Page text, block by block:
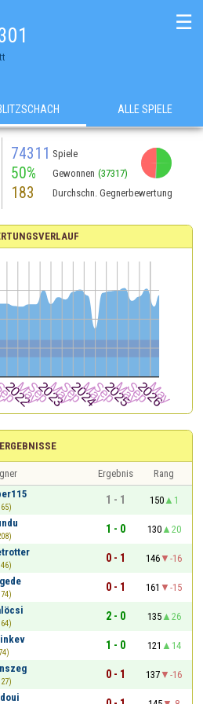
☰
ALLE SPIELE
74311 Spiele
50% Gewonnen (37317)
183 Durchschn. Gegnerbewertung
ERGEBNISSE
Ergebnis
Rang
1 - 1 150
1
1 - 0 130
20
0 - 1 146
-16
0 - 1 161
-15
2 - 0 135
26
1 - 0 121
14
0 - 1 137
-16